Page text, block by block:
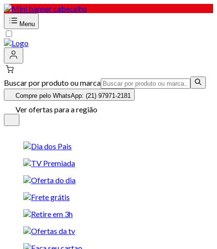
Menu
Buscar por produto ou marca
Compre pelo WhatsApp: (21) 97971-2181
Ver ofertas para a região